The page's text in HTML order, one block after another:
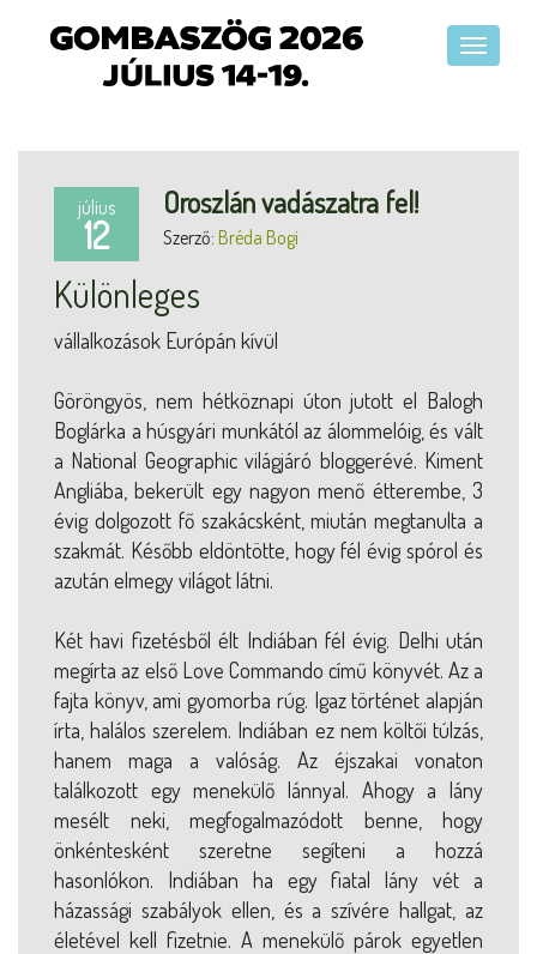
július
12
Oroszlán vadászatra fel!
Szerző: Bréda Bogi
Különleges
vállalkozások Európán kívül
Göröngyös, nem hétköznapi úton jutott el Balogh
Boglárka a húsgyári munkától az álommelóig, és vált
a National Geographic világjáró bloggerévé. Kiment
Angliába, bekerült egy nagyon menő étterembe, 3
évig dolgozott fő szakácsként, miután megtanulta a
szakmát. Később eldöntötte, hogy fél évig spórol és
azután elmegy világot látni.
Két havi fizetésből élt Indiában fél évig. Delhi után
megírta az első Love Commando című könyvét. Az a
fajta könyv, ami gyomorba rúg. Igaz történet alapján
írta, halálos szerelem. Indiában ez nem költői túlzás,
hanem maga a valóság. Az éjszakai vonaton
találkozott egy menekülő lánnyal. Ahogy a lány
mesélt neki, megfogalmazódott benne, hogy
önkéntesként szeretne segíteni a hozzá
hasonlókon. Indiában ha egy fiatal lány vét a
házassági szabályok ellen, és a szívére hallgat, az
életével kell fizetnie. A menekülő párok egyetlen